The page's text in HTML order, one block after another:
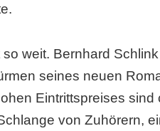
so weit. Bernhard
seines neuen
Eintrittspreises
von Zuhörern,